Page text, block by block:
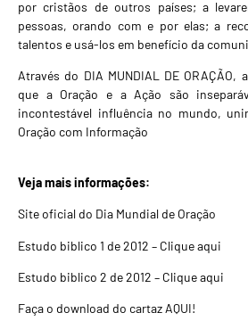
por cristãos de outros países; a
pessoas, orando com e por elas; a
talentos e usá-los em benefício da
Através do DIA MUNDIAL DE ORAÇÃO,
que a Oração e a Ação são
incontestável influência no mundo,
Oração com Informação
Veja mais informações:
Site oficial do Dia Mundial de Oração
Estudo biblico 1 de 2012 – Clique aqui
Estudo biblico 2 de 2012 – Clique aqui
Faça o download do cartazAQUI!